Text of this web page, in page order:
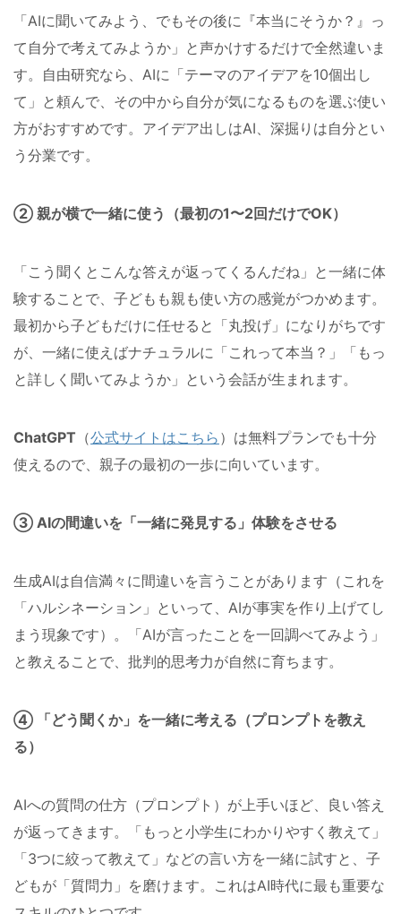
「AIに聞いてみよう、でもその後に『本当にそうか？』っ
て自分で考えてみようか」と声かけするだけで全然違いま
す。自由研究なら、AIに「テーマのアイデアを10個出し
て」と頼んで、その中から自分が気になるものを選ぶ使い
方がおすすめです。アイデア出しはAI、深掘りは自分とい
う分業です。
② 親が横で一緒に使う（最初の1〜2回だけでOK）
「こう聞くとこんな答えが返ってくるんだね」と一緒に体
験することで、子どもも親も使い方の感覚がつかめます。
最初から子どもだけに任せると「丸投げ」になりがちです
が、一緒に使えばナチュラルに「これって本当？」「もっ
と詳しく聞いてみようか」という会話が生まれます。
ChatGPT （公式サイトはこちら ）は無料プランでも十分
使えるので、親子の最初の一歩に向いています。
③ AIの間違いを「一緒に発見する」体験をさせる
生成AIは自信満々に間違いを言うことがあります（これを
「ハルシネーション」といって、AIが事実を作り上げてし
まう現象です）。「AIが言ったことを一回調べてみよう」
と教えることで、批判的思考力が自然に育ちます。
④ 「どう聞くか」を一緒に考える（プロンプトを教え
る）
AIへの質問の仕方（プロンプト）が上手いほど、良い答え
が返ってきます。「もっと小学生にわかりやすく教えて」
「3つに絞って教えて」などの言い方を一緒に試すと、子
どもが「質問力」を磨けます。これはAI時代に最も重要な